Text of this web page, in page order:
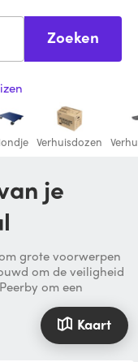
Zoeken
Verhuisdozen
grote voorwerpen
om de veiligheid
om een
Kaart